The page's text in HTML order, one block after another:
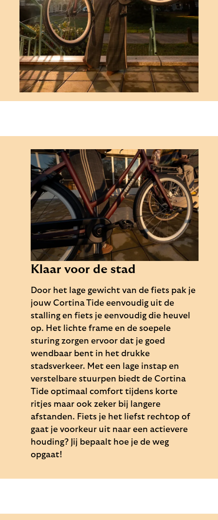
Klaar voor de stad
Door het lage gewicht van de fiets pak je
jouw Cortina Tide eenvoudig uit de
stalling en fiets je eenvoudig die heuvel
op. Het lichte frame en de soepele
sturing zorgen ervoor dat je goed
wendbaar bent in het drukke
stadsverkeer. Met een lage instap en
verstelbare stuurpen biedt de Cortina
Tide optimaal comfort tijdens korte
ritjes maar ook zeker bij langere
afstanden. Fiets je het liefst rechtop of
gaat je voorkeur uit naar een actievere
houding? Jij bepaalt hoe je de weg
opgaat!